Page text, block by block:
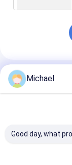
Michael
Good day, what